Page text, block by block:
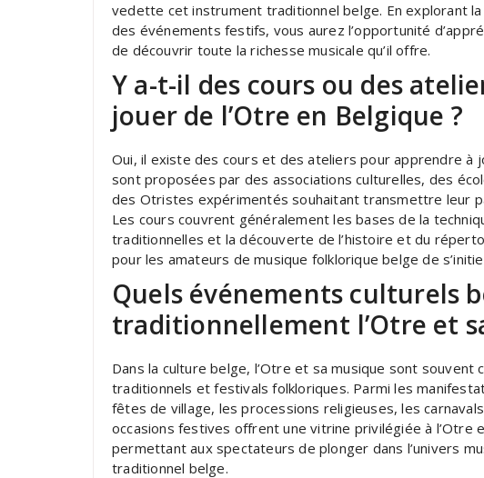
vedette cet instrument traditionnel belge. En explorant
des événements festifs, vous aurez l’opportunité
de découvrir toute la richesse musicale qu’il offre.
Y a-t-il des cours ou des
jouer de l’Otre en Belgique ?
Oui, il existe des cours et des ateliers pour apprendre à
sont proposées par des associations culturelles, des
des Otristes expérimentés souhaitant transmettre leur
Les cours couvrent généralement les bases de la
traditionnelles et la découverte de l’histoire et du
pour les amateurs de musique folklorique belge de
Quels événements culturels
traditionnellement l’Otre et
Dans la culture belge, l’Otre et sa musique sont
traditionnels et festivals folkloriques. Parmi les
fêtes de village, les processions religieuses, les
occasions festives offrent une vitrine privilégiée à l’Otre
permettant aux spectateurs de plonger dans l’univers
traditionnel belge.